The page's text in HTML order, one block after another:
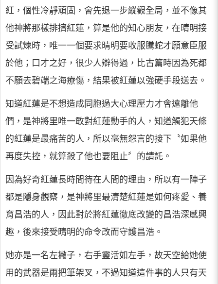
紅，個性冷靜頑固，會先退一步縱觀全局，並不像其
他神將那樣排擠紅蓮，算是他的知心朋友，在晴明接
受試煉時，唯一一個要求晴明要收服騰蛇才願意臣服
於他；口才之好，很少人辯得過，比古篇時因為死都
不願去碧端之海療傷，結果被紅蓮以強硬手段送去。
知道紅蓮是不想造成同胞過大心理壓力才會遠離他
們，是神將里唯一敢對紅蓮動手的人，知道觸犯天條
的紅蓮是最痛苦的人，所以毫無怨言的接下〝如果他
再度失控，就算殺了他也要阻止〞的請託。
因為好奇紅蓮長時間待在人間的理由，所以有一陣子
都是隱身觀察，是神將里最清楚紅蓮是如何疼愛、養
育昌浩的人，因此對於將紅蓮徹底改變的昌浩深感興
趣，後來接受晴明的命令改而守護昌浩。
她亦是一名左撇子，右手靈活如左手，故天空給她使
用的武器是兩把筆架叉，不過知道這件事的人只有天